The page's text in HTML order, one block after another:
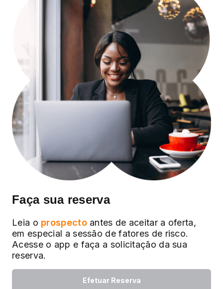
Faça sua reserva
Leia o prospecto antes de aceitar a oferta,
em especial a sessão de fatores de risco.
Acesse o app e faça a solicitação da sua
reserva.
Efetuar Reserva